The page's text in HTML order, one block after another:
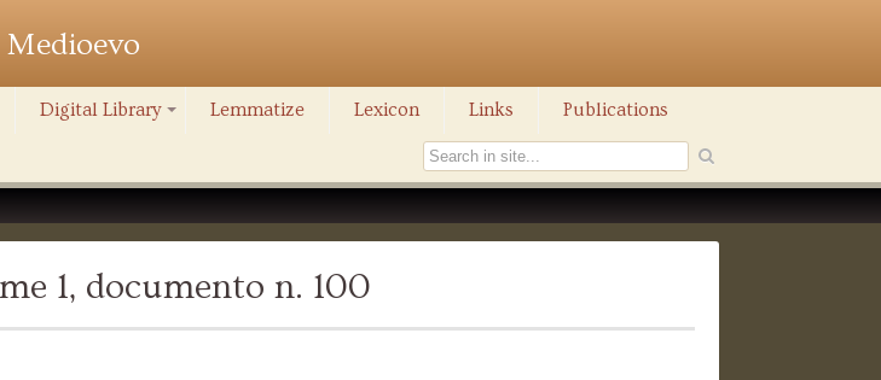
Digital Library Lemmatize Lexicon Links Publications
1, documento n. 100